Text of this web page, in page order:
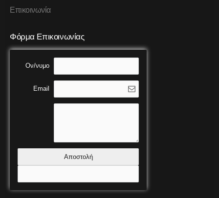
Επικοινωνία
Φόρμα Επικοινωνίας
Ον/νυμο
Email
Αποστολή